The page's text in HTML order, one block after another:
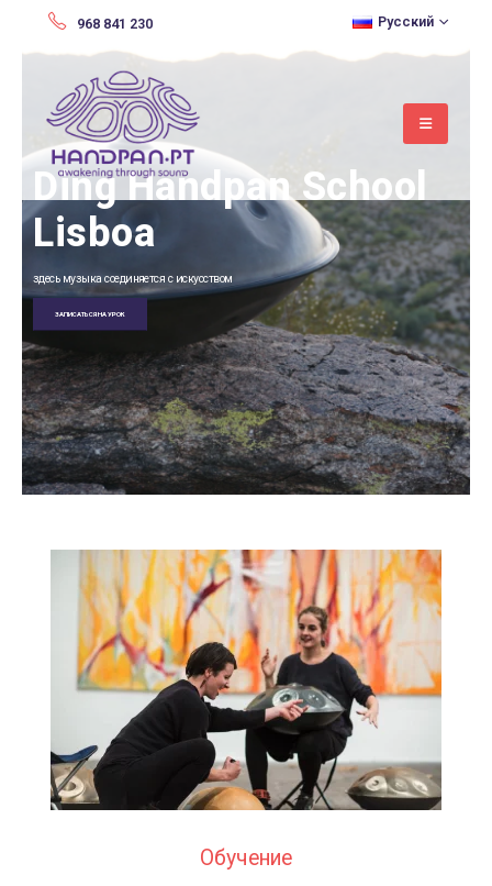
968 841 230 Русский
Ding
Lisboa
здесь музыка соединяется с искусством
ЗАПИСАТЬСЯ НА УРОК
Обучение